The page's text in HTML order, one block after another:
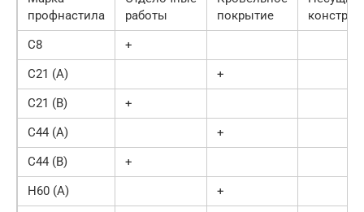
профнастила
работы
покрытие
С8
+
С21 (А)
+
С21 (В)
+
С44 (А)
+
С44 (В)
+
Н60 (А)
+